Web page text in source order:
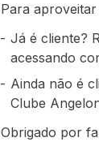
Para
Já é cliente?
acessando
Ainda não é
Clube
Obrigado por